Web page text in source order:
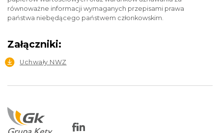
równoważne informacji wymaganych przepisami prawa
państwa niebędącego państwem członkowskim.
Załączniki:
Uchwały NWZ